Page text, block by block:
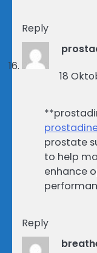
Reply
18
prostate
to help
enhance
Reply